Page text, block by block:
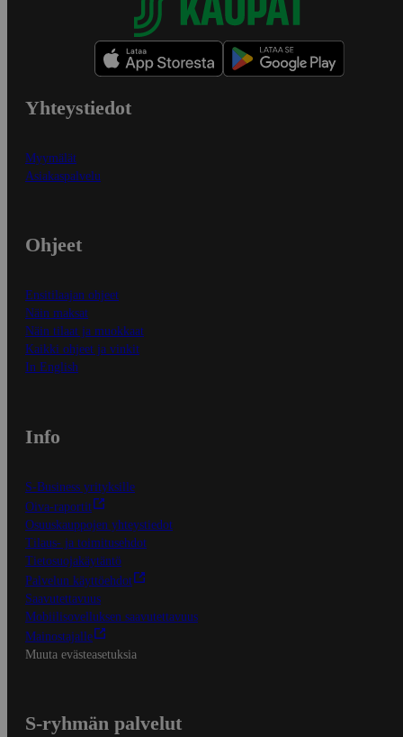
Yhteystiedot
Myymälät
Asiakaspalvelu
Ohjeet
Ensitilaajan ohjeet
Näin maksat
Näin tilaat ja muokkaat
Kaikki ohjeet ja vinkit
In English
Info
S-Business yrityksille
Oiva-raportit
Osuuskauppojen yhteystiedot
Tilaus- ja toimitusehdot
Tietosuojakäytäntö
Palvelun käyttöehdot
Saavutettavuus
Mobiilisovelluksen saavutettavuus
Mainostajalle
Muuta evästeasetuksia
S-ryhmän palvelut